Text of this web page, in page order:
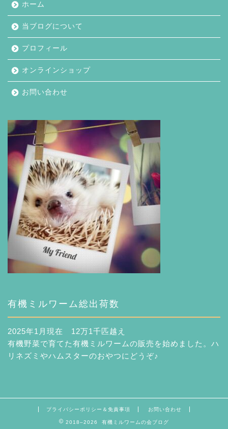
ホーム
当ブログについて
プロフィール
オンラインショップ
お問い合わせ
有機ミルワーム総出荷数
2025年1月現在 12万1千匹越え
有機野菜で育てた有機ミルワームの販売を始めました。ハ
リネズミやハムスターのおやつにどうぞ♪
プライバシーポリシー＆免責事項 お問い合わせ
2018–2026 有機ミルワームの会ブログ